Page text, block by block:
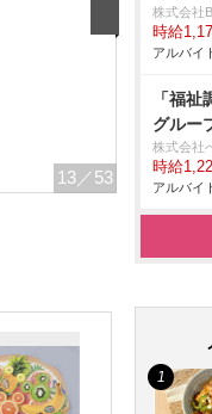
13 ／53
株式会社
時給
アルバイ
「福
グルー
株式会社
時給
アルバイ